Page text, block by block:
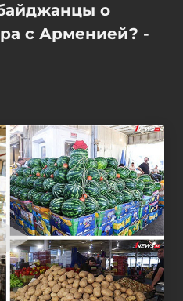
о
с Арменией? -